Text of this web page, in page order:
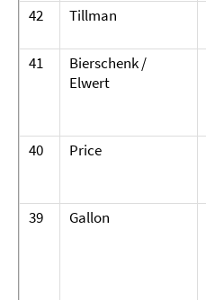
42 Tillman
41
Bierschenk /
Elwert
40
Price
39
Gallon